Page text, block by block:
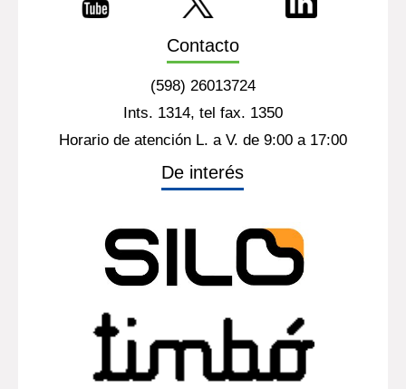
Contacto
(598) 26013724
Ints. 1314, tel fax. 1350
Horario de atención L. a V. de 9:00 a 17:00
De interés